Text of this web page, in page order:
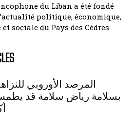
du Liban a été fondé
politique, économique,
sociale du Pays des Cèdres.
المرصد الأوروبي
بسلامة رياض سلامة قد